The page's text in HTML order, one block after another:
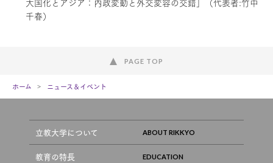
千春）
PAGE TOP
ホーム ニュース＆イベント
立教大学について
教育の特長